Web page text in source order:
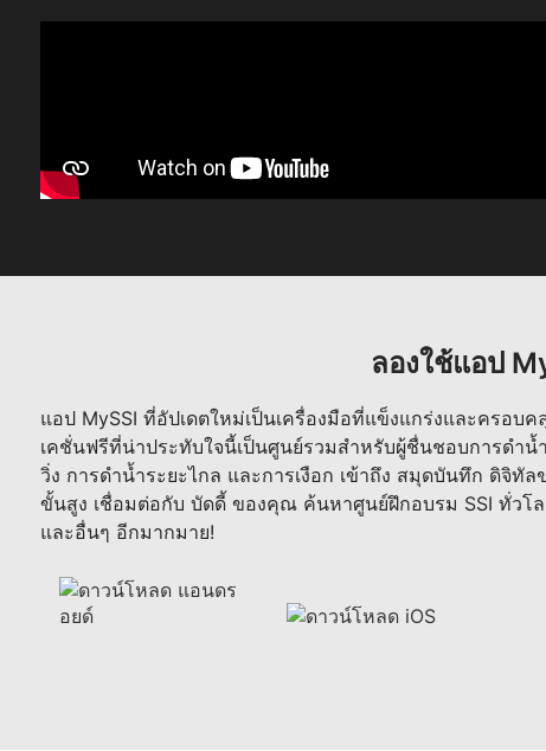
ลองใช้แอป
แอป MySSI ที่อัปเดตใหม่เป็นเครื่องมือที่แข็งแกร่งและครอ
เคชั่นฟรีที่น่าประทับใจนี้เป็นศูนย์รวมสำหรับผู้ชื่นชอบการดำ
วิ่ง การดำน้ำระยะไกล และการเงือก เข้าถึง สมุดบันทึก ดิจิ
ขั้นสูง เชื่อมต่อกับ บัดดี้ ของคุณ ค้นหาศูนย์ฝึกอบรม SSI ทั่วโ
และอื่นๆ อีกมากมาย!